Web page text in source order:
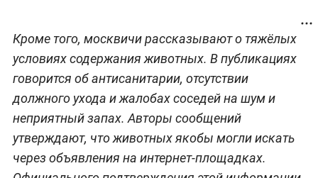
Кроме того, москвичи рассказывают о тяжёлых
условиях содержания животных. В публикациях
говорится об антисанитарии, отсутствии
должного ухода и жалобах соседей на шум и
неприятный запах. Авторы сообщений
утверждают, что животных якобы могли искать
через объявления на интернет-площадках.